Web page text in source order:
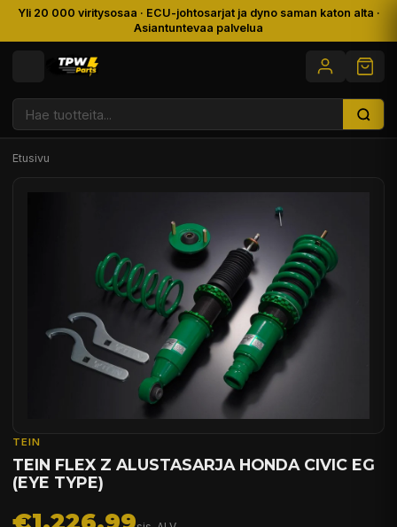
Yli 20 000 viritysosaa · ECU-johtosarjat ja dyno saman katon alta ·
Asiantuntevaa palvelua
Etusivu
TEIN
TEIN FLEX Z ALUSTASARJA HONDA CIVIC EG
(EYE TYPE)